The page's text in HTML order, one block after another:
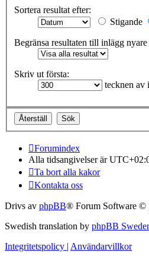
Sortera resultat efter:
Stigande
Begränsa resultaten till inlägg nyare
Skriv ut första:
tecknen av
Forumindex
Alla tidsangivelser är
Ta bort alla kakor
Kontakta oss
Drivs av phpBB® Forum Software ©
Swedish translation by phpBB
Integritetspolicy | Användarvillkor